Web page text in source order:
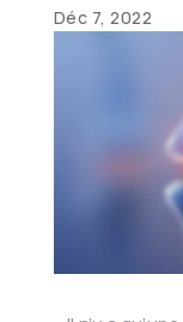
Déc 7, 2022